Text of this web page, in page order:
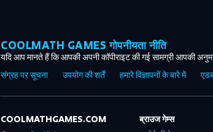
COOLMATH GAMES गोपनीयता नीति
यदि आप मानते हैं कि आपकी अपनी कॉपीराइट की गई सामग्री आपकी
संग्रह पर सूचना
उपयोग की शर्तें हमारे विज्ञापनों के बारे में
COOLMATHGAMES.COM ब्राउज गेम्स